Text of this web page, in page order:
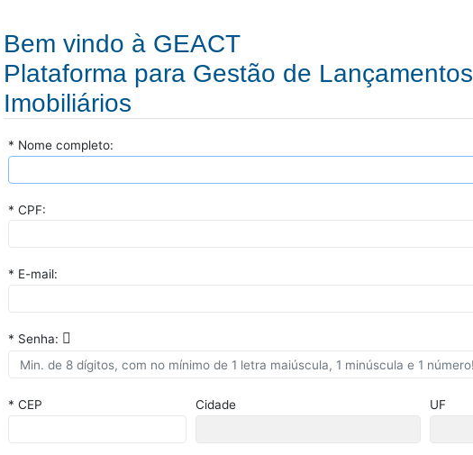
Bem vindo à GEACT
Plataforma para Gestão de Lançamentos
Imobiliários
* Nome completo:
* CPF:
* E-mail:
* Senha:
* CEP Cidade UF